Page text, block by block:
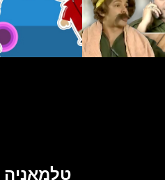
טלמאניה